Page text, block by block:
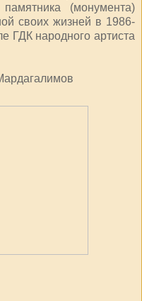
(монумента)
своих жизней в 1986-
ГДК народного артиста